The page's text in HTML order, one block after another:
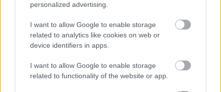
personalized advertising.
I want to allow Google to enable storage
related to analytics like cookies on web or
device identifiers in apps.
I want to allow Google to enable storage
related to functionality of the website or app.
moguće uloge u borbi protiv raka. Sadrže
poznati po svojim antioksidativnim svojstvima koja
mogu zaštititi stanice od oštećenja koja bi mogla
dovesti do raka. Studije sugeriraju da bi tokotrienoli
Orašasti plodovi makadamije također sadrže